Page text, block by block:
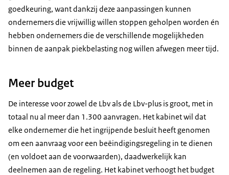
goedkeuring, want dankzij deze aanpassingen kunnen
ondernemers die vrijwillig willen stoppen geholpen worden én
hebben ondernemers die de verschillende mogelijkheden
binnen de aanpak piekbelasting nog willen afwegen meer tijd.
Meer budget
De interesse voor zowel de Lbv als de Lbv-plus is groot, met in
totaal nu al meer dan 1.300 aanvragen. Het kabinet wil dat
elke ondernemer die het ingrijpende besluit heeft genomen
om een aanvraag voor een beëindigingsregeling in te dienen
(en voldoet aan de voorwaarden), daadwerkelijk kan
deelnemen aan de regeling. Het kabinet verhoogt het budget